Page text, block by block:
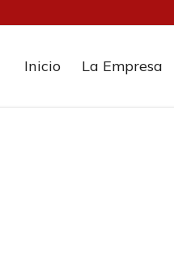
Inicio La Empresa